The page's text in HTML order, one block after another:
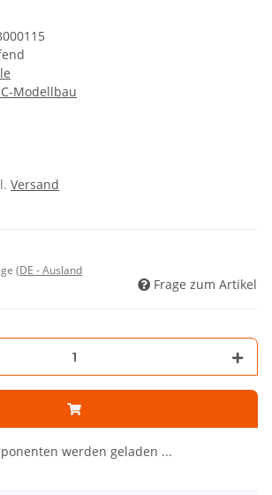
Modellbau
Versand
(DE - Ausland
Frage zum Artikel
werden geladen ...